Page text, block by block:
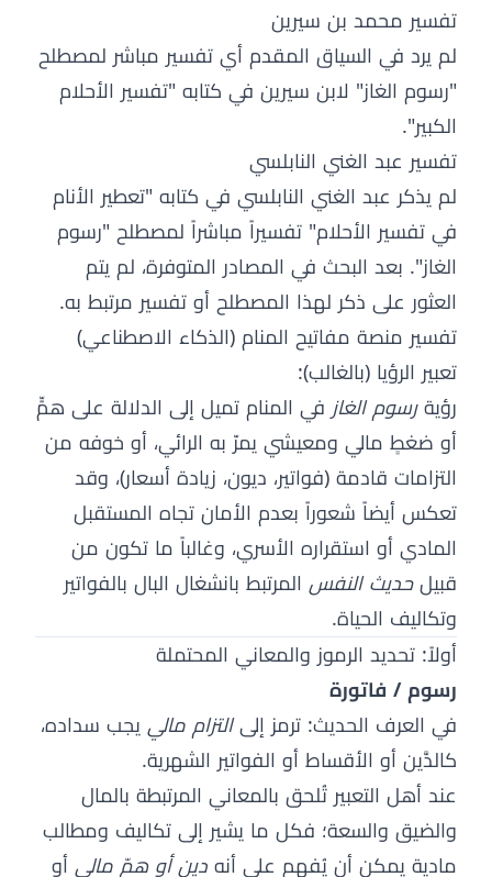
تفسير محمد بن سيرين
لم يرد في السياق المقدم أي تفسير مباشر لمصطلح
"رسوم الغاز" لابن سيرين في كتابه "تفسير الأحلام
الكبير".
تفسير عبد الغني النابلسي
لم يذكر عبد الغني النابلسي في كتابه "تعطير الأنام
في تفسير الأحلام" تفسيراً مباشراً لمصطلح "رسوم
الغاز". بعد البحث في المصادر المتوفرة، لم يتم
العثور على ذكر لهذا المصطلح أو تفسير مرتبط به.
تفسير منصة مفاتيح المنام (الذكاء الاصطناعي)
تعبير الرؤيا (بالغالب):
رؤيةرسوم الغازفي المنام تميل إلى الدلالة على همٍّ
أو ضغطٍ مالي ومعيشي يمرّ به الرائي، أو خوفه من
التزامات قادمة (فواتير، ديون، زيادة أسعار)، وقد
تعكس أيضاً شعوراً بعدم الأمان تجاه المستقبل
المادي أو استقراره الأسري، وغالباً ما تكون من
قبيلحديث النفس المرتبط بانشغال البال بالفواتير
وتكاليف الحياة.
أولاً: تحديد الرموز والمعاني المحتملة
رسوم / فاتورة
في العرف الحديث: ترمز إلىالتزام مالييجب سداده،
كالدَّين أو الأقساط أو الفواتير الشهرية.
عند أهل التعبير تُلحق بالمعاني المرتبطة بالمال
والضيق والسعة؛ فكل ما يشير إلى تكاليف ومطالب
مادية يمكن أن يُفهم على أنهدين أو همّ ماليأو